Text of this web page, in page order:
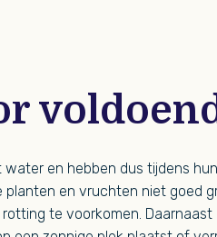
en hebben dus tijdens
en vruchten niet goed
te voorkomen.